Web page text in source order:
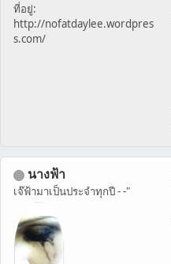
ที่อยู่:
http://nofatdaylee.wordpres
s.com/
นางฟ้า
เจ๊ฟ้ามาเป็นประจำทุกปี - -"